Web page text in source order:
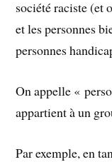
société raciste (et
et les personnes
personnes
On appelle «
appartient à un
Par exemple, en